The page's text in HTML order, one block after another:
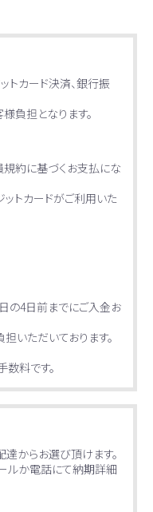
トカード決済、銀行振
負担となります。
規約に基づくお支払にな
トカードがご利用いた
の4日前までにご入金お
いただいております。
料です。
からお選び頂けます。
ルか電話にて納期詳細